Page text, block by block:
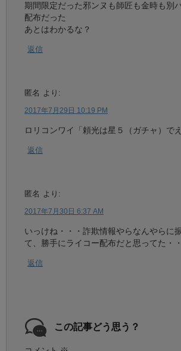
期間限定だった邪ンヌも師匠も金時も別
配布だった
あとはわかるな？
返信
匿名 より:
2017年7月29日 10:19 PM
ロリコンワイ「頼光は星５（ガチャ）で
返信
匿名 より:
2017年7月30日 6:37 AM
いっけね・・・詐欺情報やらなんやらに
て、勝手にライコー配布だと思ってた・・
返信
この記事どう思う？